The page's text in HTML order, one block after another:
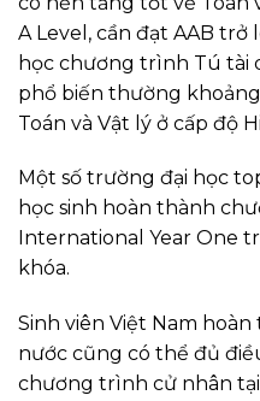
A Level, cần đạt AAB trở
học chương trình Tú tài
phổ biến thường
Toán và Vật lý ở cấp độ
Một số trường đại học
học sinh hoàn thành
International Year One
khóa.
Sinh viên Việt Nam
nước cũng có thể đủ
chương trình cử nhân